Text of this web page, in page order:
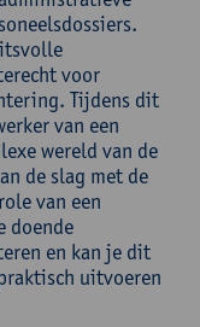
voor
Tijdens dit
van een
wereld van de
de slag met de
van een
doende
en kan je dit
uitvoeren